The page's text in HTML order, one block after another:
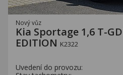
Nový vůz
Kia Sportage 1,6 T-
EDITION K2322
Uvedení do provozu: